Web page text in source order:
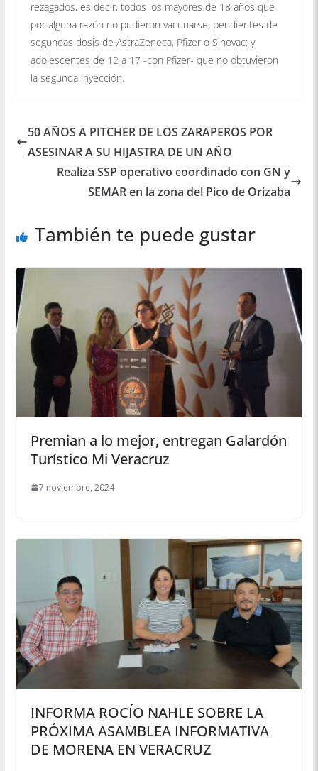
rezagados, es decir, todos los mayores de 18 años que
por alguna razón no pudieron vacunarse; pendientes de
segundas dosis de AstraZeneca, Pfizer o Sinovac; y
adolescentes de 12 a 17 -con Pfizer- que no obtuvieron
la segunda inyección.
50 AÑOS A PITCHER DE LOS ZARAPEROS POR
ASESINAR A SU HIJASTRA DE UN AÑO
Realiza SSP operativo coordinado con GN y
SEMAR en la zona del Pico de Orizaba
También te puede gustar
Premian a lo mejor, entregan Galardón
Turístico Mi Veracruz
7 noviembre, 2024
INFORMA ROCÍO NAHLE SOBRE LA
PRÓXIMA ASAMBLEA INFORMATIVA
DE MORENA EN VERACRUZ